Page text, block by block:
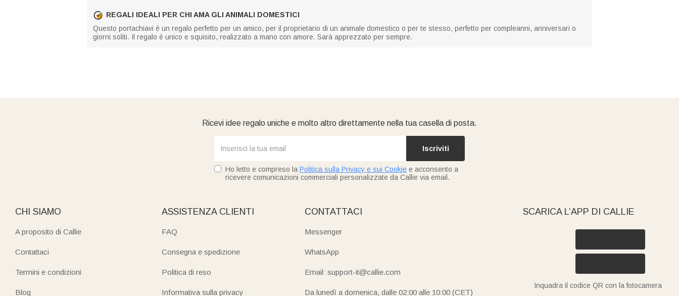
REGALI IDEALI PER CHI AMA GLI ANIMALI DOMESTICI
Questo portachiavi è un regalo perfetto per un amico, per il proprietario di un animale domestico o per te stesso, perfetto per compleanni, anniversari o
giorni soliti. Il regalo è unico e squisito, realizzato a mano con amore. Sarà apprezzato per sempre.
Ricevi idee regalo uniche e molto altro direttamente nella tua casella di posta.
Iscriviti
Ho letto e compreso la Politica sulla Privacy e sui Cookie e acconsento a
ricevere comunicazioni commerciali personalizzate da Callie via email.
CHI SIAMO
A proposito di Callie
Contattaci
Termini e condizioni
Blog
ASSISTENZA CLIENTI
FAQ
Consegna e spedizione
Politica di reso
Informativa sulla privacy
CONTATTACI
Messenger
WhatsApp
Email: support-it@callie.com
Da lunedì a domenica, dalle 02:00 alle 10:00 (CET)
SCARICA L’APP DI CALLIE
Inquadra il codice QR con la fotocamera